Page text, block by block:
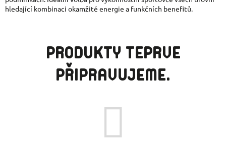
hledající kombinaci okamžité energie a funkčních benefitů.
PRODUKTY TEPRVE
PŘIPRAVUJEME.